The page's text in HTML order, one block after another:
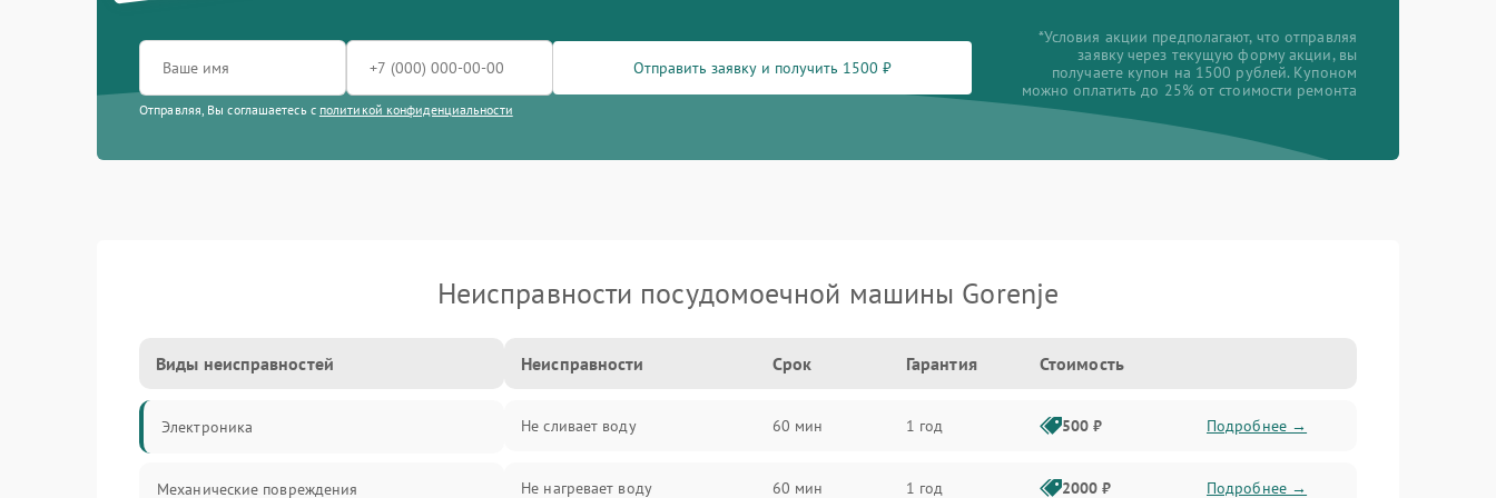
Отправить заявку и получить 1500 ₽
Отправляя, Вы соглашаетесь с политикой конфиденциальности
*Условия акции предполагают, что отправляя
заявку через текущую форму акции, вы
получаете купон на 1500 рублей. Купоном
можно оплатить до 25% от стоимости ремонта
Неисправности посудомоечной машины Gorenje
Виды неисправностей
Электроника
Механические повреждения
Неисправности Срок Гарантия Стоимость
Не сливает воду 60 мин 1 год 500 ₽ Подробнее →
Не нагревает воду 60 мин 1 год 2000 ₽ Подробнее →